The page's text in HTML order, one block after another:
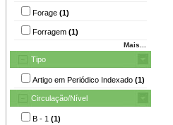
Forage (1)
Forragem (1)
Mais...
Tipo
Artigo em Periódico Indexado (1)
Circulação/Nível
B - 1 (1)